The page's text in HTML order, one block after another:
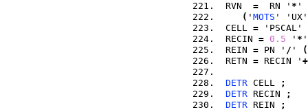
RVN =
  RN '
* '
( ' MOTS '
CELL = 'PSCAL'
RECIN = 0.5 ' *
REIN = PN ' / '
(
RETN = RECIN ' +
DETR CELL
;
DETR RECIN
;
DETR REIN
;